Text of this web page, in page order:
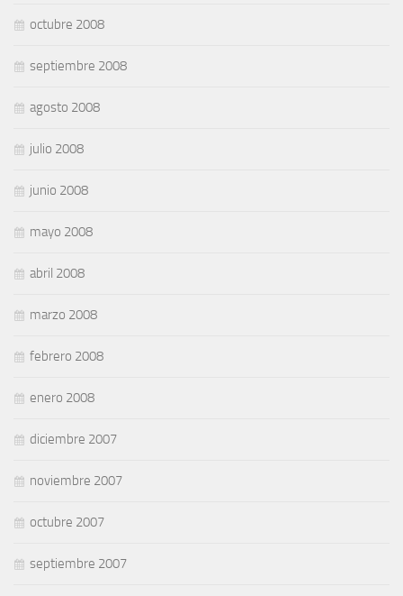
octubre 2008
septiembre 2008
agosto 2008
julio 2008
junio 2008
mayo 2008
abril 2008
marzo 2008
febrero 2008
enero 2008
diciembre 2007
noviembre 2007
octubre 2007
septiembre 2007